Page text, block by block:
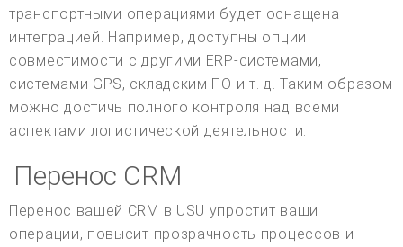
транспортными операциями будет оснащена
интеграцией. Например, доступны опции
совместимости с другими ERP-системами,
системами GPS, складским ПО и т. д. Таким образом
можно достичь полного контроля над всеми
аспектами логистической деятельности.
Перенос CRM
Перенос вашей CRM в USU упростит ваши
операции, повысит прозрачность процессов и